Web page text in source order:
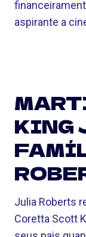
aspirante a
KING
Julia Roberts
Coretta Scott